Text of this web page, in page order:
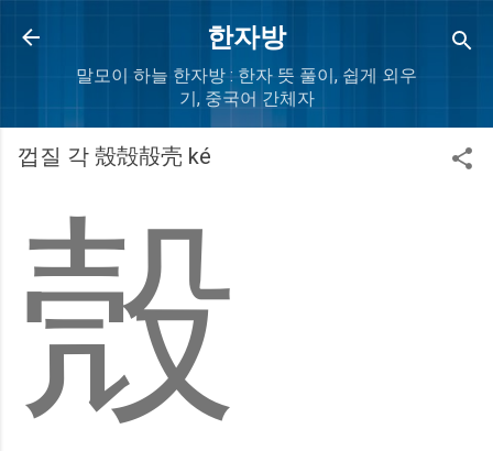
Skip to main content
한자방
말모이 하늘 한자방 : 한자 뜻 풀이, 쉽게 외우
기, 중국어 간체자
껍질 각 殼殻㱿壳 ké
殼